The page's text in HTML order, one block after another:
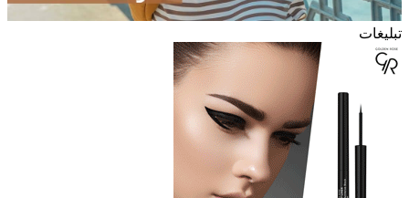
تبلیغات